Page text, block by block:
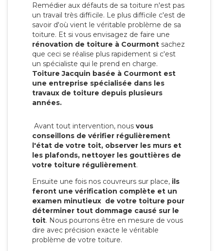
Remédier aux défauts de sa toiture n'est pas
un travail très difficile. Le plus difficile c'est de
savoir d'où vient le véritable problème de sa
toiture. Et si vous envisagez de faire une
rénovation de toiture à Courmont sachez
que ceci se réalise plus rapidement si c'est
un spécialiste qui le prend en charge.
Toiture Jacquin basée à Courmont est
une entreprise spécialisée dans les
travaux de toiture depuis plusieurs
années.
Avant tout intervention, nous vous
conseillons de vérifier régulièrement
l'état de votre toit, observer les murs et
les plafonds, nettoyer les gouttières de
votre toiture régulièrement.
Ensuite une fois nos couvreurs sur place, ils
feront une vérification complète et un
examen minutieux de votre toiture pour
déterminer tout dommage causé sur le
toit. Nous pourrons être en mesure de vous
dire avec précision exacte le véritable
problème de votre toiture.